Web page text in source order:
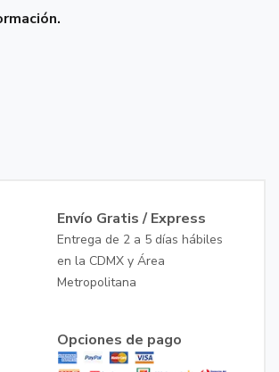
Envío Gratis / Express
Entrega de 2 a 5 días hábiles
en la CDMX y Área
Metropolitana
Opciones de pago